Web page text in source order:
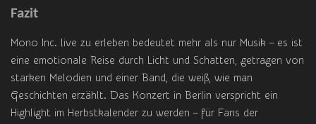
Fazit
Mono Inc. live zu erleben bedeutet mehr als nur Musik – es ist
eine emotionale Reise durch Licht und Schatten, getragen von
starken Melodien und einer Band, die weiß, wie man
Geschichten erzählt. Das Konzert in Berlin verspricht ein
Highlight im Herbstkalender zu werden – für Fans der